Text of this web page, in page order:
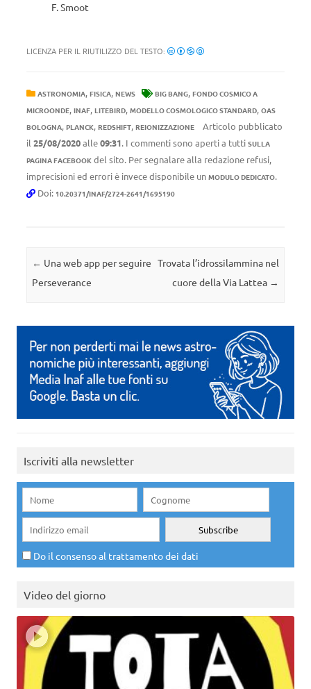
F. Smoot
LICENZA PER IL RIUTILIZZO DEL TESTO:
ASTRONOMIA, FISICA, NEWS BIG BANG, FONDO COSMICO A
MICROONDE, INAF, LITEBIRD, MODELLO COSMOLOGICO STANDARD, OAS
BOLOGNA, PLANCK, REDSHIFT, REIONIZZAZIONE
Articolo pubblicato
il 25/08/2020alle09:31. I commenti sono aperti a tutti SULLA
PAGINA FACEBOOK del sito. Per segnalare alla redazione refusi,
imprecisioni ed errori è invece disponibile un MODULO DEDICATO.
Doi: 10.20371/INAF/2724-2641/1695190
Navigazione articolo
← Una web app per seguire
Perseverance
Trovata l’idrossilammina nel
cuore della Via Lattea →
Iscriviti alla newsletter
Do il consenso al trattamento dei dati
Video del giorno